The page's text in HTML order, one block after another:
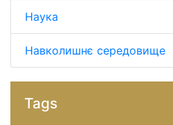
Наука
Навколишнє середовище
Tags